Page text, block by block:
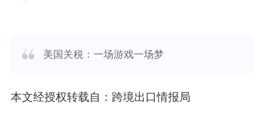
美国关税：一场游戏一场梦
本文经授权转载自：跨境出口情报局